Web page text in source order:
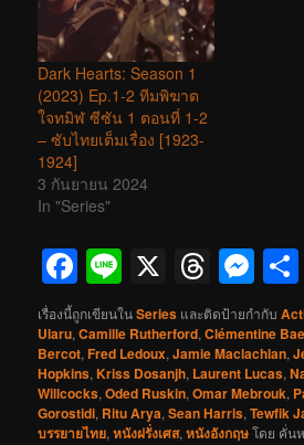
Dark Hearts: Season 1
(2023) Ep.1-2 ทีมพิฆาต
ใจทมิฬ ซีซัน 1 ตอนที่ 1-2
– ซับไทยเต็มเรื่อง [1923-
1924]
3 กันยายน 2024
In "Series"
Facebook
Line
X
เรื่องนี้ถูกเขียนในSeries และติดป้ายกำกับ
Ularu,Camille Rutherford,Clémentine
Bercot,Fred Ledoux,Jamie Maclachlan,
Hopkins,Kriss Dosanjh, Laurent Lucas,
Willcocks,Oded Ruskin,Omar Mebrouk,
Gorostidi, Ritu Arya,Sean Harris,Tewfik
บรรยายไทย,หนังฝรั่งเศส,หนังอังกฤษโดย คั่น